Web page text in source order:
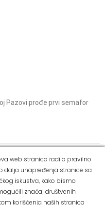
Pazovi prođe prvi semafor
Reklamacije i pravo
na odustajanje
web stranica radila pravilno
dalja unapređenja stranice sa
iskustva, kako bismo
značaj društvenih
korišćenja naših stranica